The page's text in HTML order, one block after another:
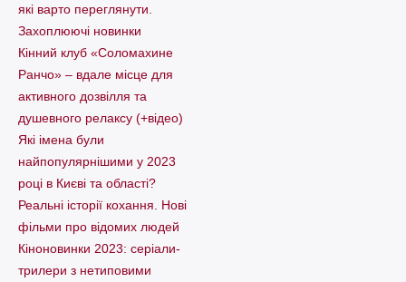
які варто пеpеглянути.
Захоплюючі новинки
Кінний клуб «Соломахине
Ранчо» – вдале місце для
активного дозвілля та
душевного релаксу (+відео)
Які імена були
найпопулярнішими у 2023
році в Києві та області?
Реальні історії кохання. Нові
фільми про відомих людей
Кіноновинки 2023: серіали-
трилери з нетиповими